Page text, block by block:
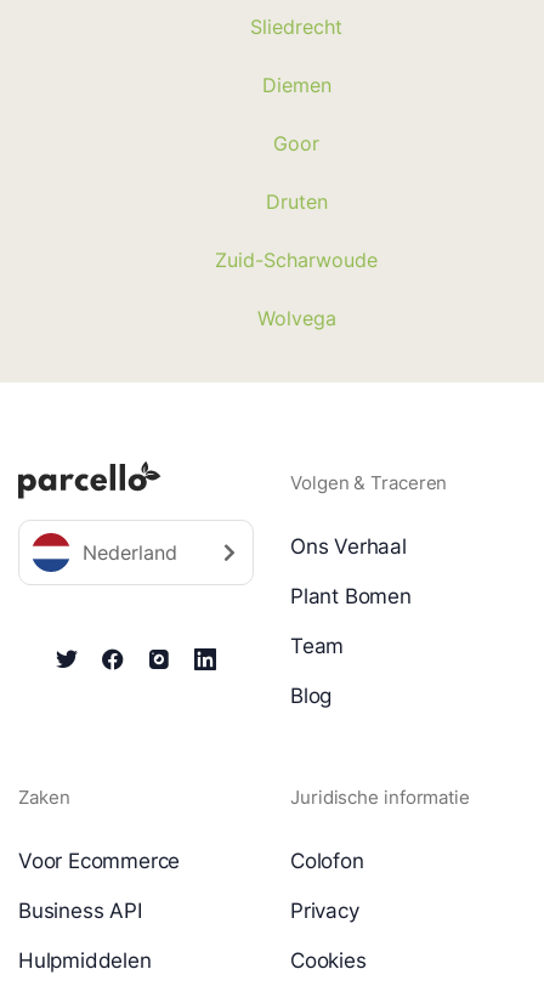
Sliedrecht
Diemen
Goor
Druten
Zuid-Scharwoude
Wolvega
Nederland
Volgen & Traceren
Ons Verhaal
Plant Bomen
Team
Blog
Zaken
Voor Ecommerce
Business API
Hulpmiddelen
Juridische informatie
Colofon
Privacy
Cookies